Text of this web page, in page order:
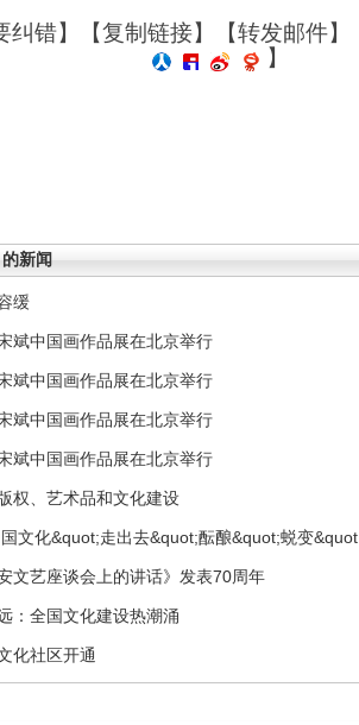
纠错】【复制链接】【转发邮件】
】
的新闻
缓
斌中国画作品展在北京举行
斌中国画作品展在北京举行
斌中国画作品展在北京举行
斌中国画作品展在北京举行
权、艺术品和文化建设
文化&quot;走出去&quot;酝酿&quot;蜕变
文艺座谈会上的讲话》发表70周年
：全国文化建设热潮涌
化社区开通